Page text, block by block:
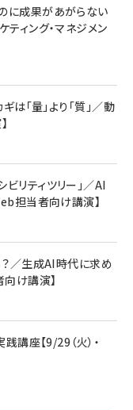
号 No.2502[2026
めた株式投資
ールのデザイン
と見る
(6.3インチ) 対応
ィブノイズキャンセリ
ブル 240W 結束バン
ン素材採用 iPhone
Pro MacBook
ドナイトブラック)
USB-C & USB-C
ドナイトブラック)
350ml 缶 24本 ビー
! 黒ラベルビヤセラー
に成果があがらない
ィング・マネジメン
「量」より「質」／動
リティツリー」／AI
担当者向け講演】
／生成AI時代に求め
け講演】
座【9/29（火）・